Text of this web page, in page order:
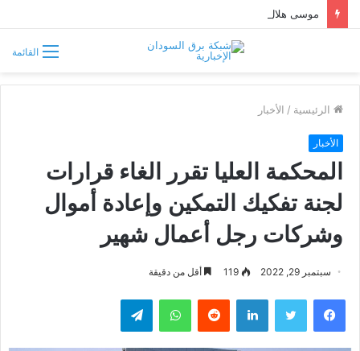
القائمة
الرئيسية / الأخبار
الأخبار
المحكمة العليا تقرر الغاء قرارات
لجنة تفكيك التمكين وإعادة أموال
وشركات رجل أعمال شهير
سبتمبر 29, 2022 119 أقل من دقيقة
فيسبوك تويتر لينكدإن واتساب تيلقرام